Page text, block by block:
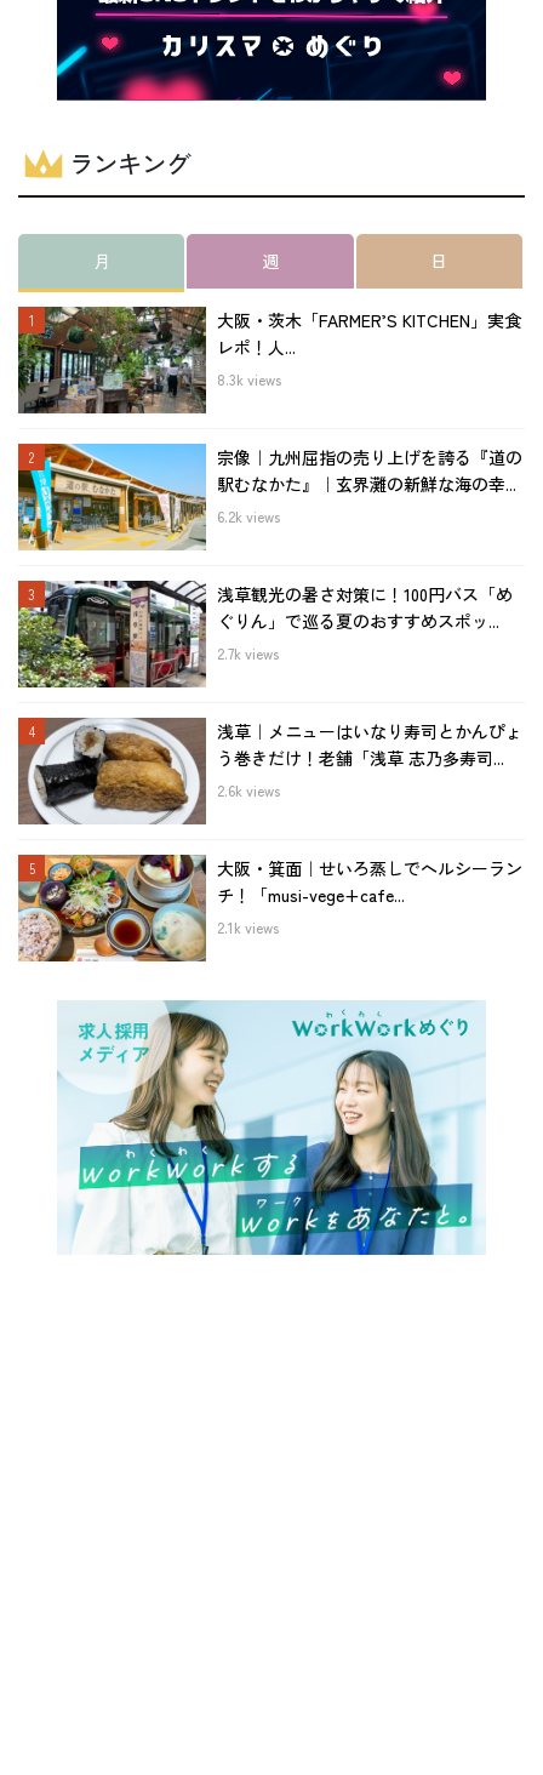
ランキング
月 週 日
大阪・茨木「FARMER’S KITCHEN」実食
レポ！人...
8.3k views
宗像｜九州屈指の売り上げを誇る『道の
駅むなかた』｜玄界灘の新鮮な海の幸...
6.2k views
浅草観光の暑さ対策に！100円バス「め
ぐりん」で巡る夏のおすすめスポッ...
2.7k views
浅草｜メニューはいなり寿司とかんぴょ
う巻きだけ！老舗「浅草 志乃多寿司...
2.6k views
大阪・箕面｜せいろ蒸しでヘルシーラン
チ！「musi-vege+cafe...
2.1k views